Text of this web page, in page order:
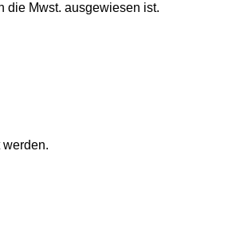
die Mwst. ausgewiesen ist.